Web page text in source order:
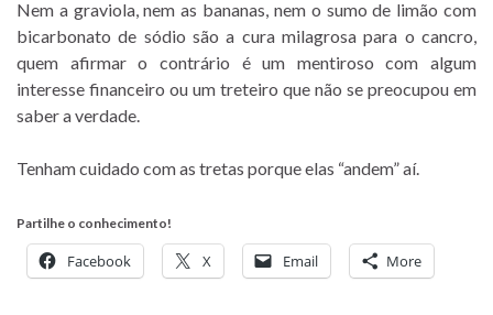
Nem a graviola, nem as bananas, nem o sumo de limão com
bicarbonato de sódio são a cura milagrosa para o cancro,
quem afirmar o contrário é um mentiroso com algum
interesse financeiro ou um treteiro que não se preocupou em
saber a verdade.
Tenham cuidado com as tretas porque elas “andem” aí.
Partilhe o conhecimento!
Facebook X Email More